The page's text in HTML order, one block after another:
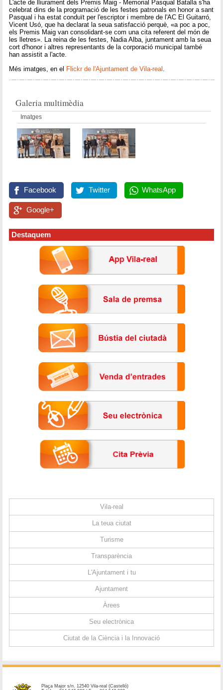
L'acte de lliurament dels Premis Maig - Memorial Pasqual Batalla s'ha
celebrat dins de la programació de les festes patronals en honor a sant
Pasqual i ha estat conduït per l'escriptor i membre de l'AC El Guitarró,
Vicent Usó, que ha declarat la seua satisfacció perquè, «a poc a poc,
els Premis Maig van consolidant-se com una cita referent del món de
les lletres». La reina de les festes, Nadia Alba, juntament amb la seua
cort d'honor i altres representants de la corporació municipal també
han assistit a l'acte.
Més imatges, en el Flickr de l'Ajuntament de Vila-real
Galeria multimèdia
Imatges
Facebook Twitter WhatsApp
Google+
Destaquem
Vila-real
La teua ciutat
Turisme
Transparència
L'Ajuntament i tu
Ajuntament
Àrees
Seu electrònica
Ciutat de la Ciència i la Innovació
Plaça Major s/n. 12540 Vila-real (Castelló)